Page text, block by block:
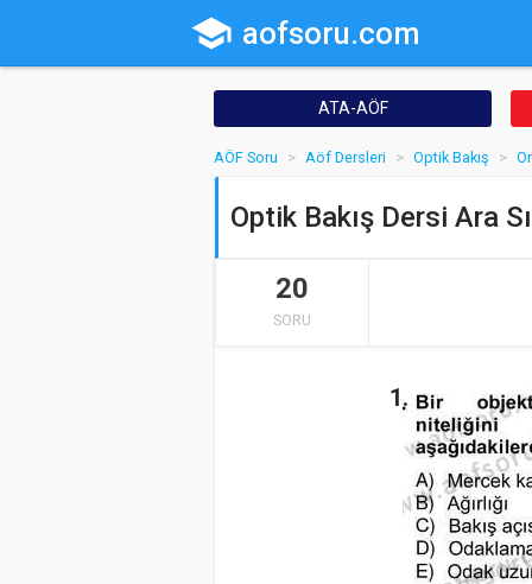
school aofsoru.com
ATA-AÖF
AÖF Soru Aöf Dersleri Optik Bakış
Optik Bakış Dersi Ara
20
SORU
1.